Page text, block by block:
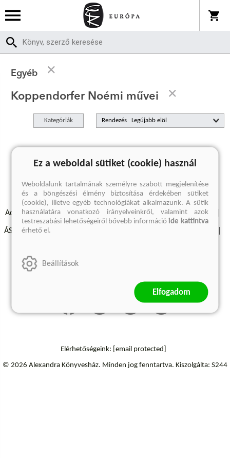
Egyéb
Koppendorfer Noémi művei
Kategóriák Rendezés
A keresett kifejezésre nincs találat
Adatvédelmi szabályzatok Elállási felmondási nyilatkozat
ÁSZF - Vásárlási feltételek
Szállítási információk
Elérhetőségeink: [email protected]
© 2026 Alexandra Könyvesház. Minden jog fenntartva. Kiszolgálta: S244
Ez a weboldal sütiket (cookie) használ
Weboldalunk tartalmának személyre szabott megjelenítése
és a böngészési élmény biztosítása érdekében sütiket
(cookie), illetve egyéb technológiákat alkalmazunk. A sütik
használatára vonatkozó irányelveinkről, valamint azok
testreszabási lehetőségeiről bővebb információide kattintva
érhető el.
Beállítások
Elfogadom